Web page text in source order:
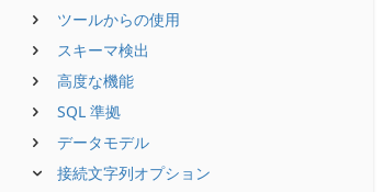
ツールからの使用
スキーマ検出
高度な機能
SQL 準拠
データモデル
接続文字列オプション